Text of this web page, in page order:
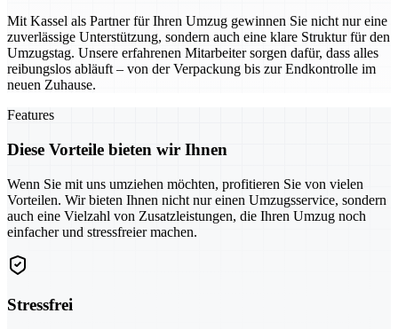
Mit Kassel als Partner für Ihren Umzug gewinnen Sie nicht nur eine
zuverlässige Unterstützung, sondern auch eine klare Struktur für den
Umzugstag. Unsere erfahrenen Mitarbeiter sorgen dafür, dass alles
reibungslos abläuft – von der Verpackung bis zur Endkontrolle im
neuen Zuhause.
Features
Diese Vorteile bieten wir Ihnen
Wenn Sie mit uns umziehen möchten, profitieren Sie von vielen
Vorteilen. Wir bieten Ihnen nicht nur einen Umzugsservice, sondern
auch eine Vielzahl von Zusatzleistungen, die Ihren Umzug noch
einfacher und stressfreier machen.
Stressfrei